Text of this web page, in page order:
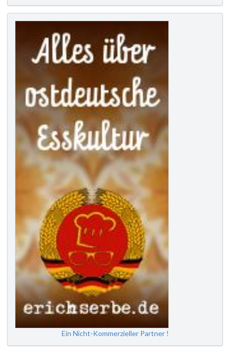
Ein Nicht-Kommerzieller Partner !